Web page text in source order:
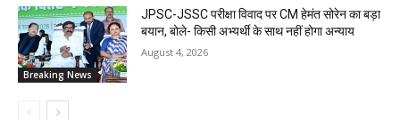
Breaking News
JPSC-JSSC परीक्षा विवाद पर CM हेमंत सोरेन का बड़ा
बयान, बोले- किसी अभ्यर्थी के साथ नहीं होगा अन्याय
August 4, 2026